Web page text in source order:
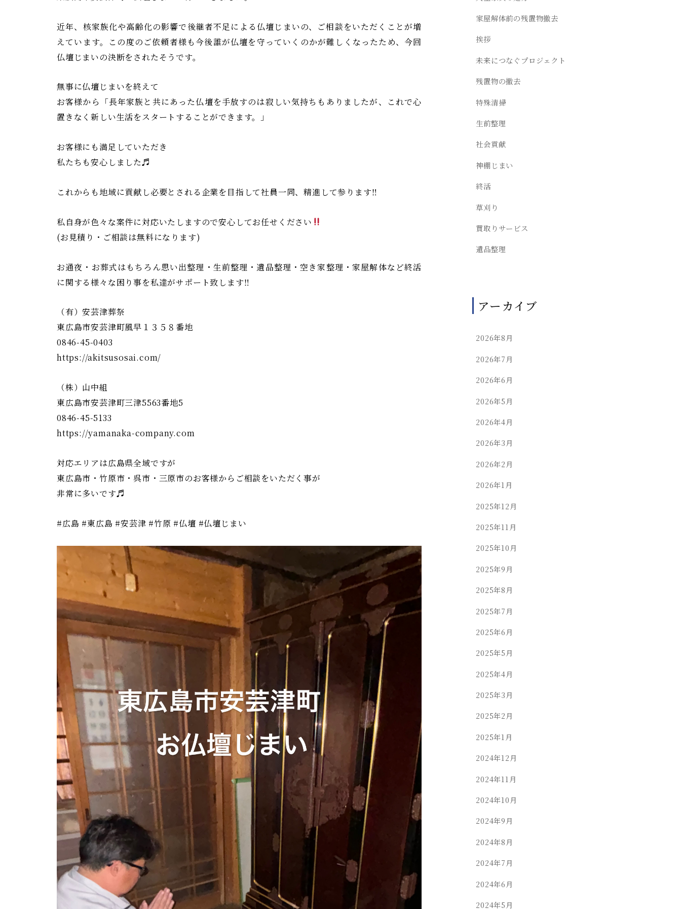
近年、核家族化や高齢化の影響で後継者不足による仏壇じまいの、ご相談をいただくことが増
えています。この度のご依頼者様も今後誰が仏壇を守っていくのかが難しくなったため、今回
仏壇じまいの決断をされたそうです。
無事に仏壇じまいを終えて
お客様から「長年家族と共にあった仏壇を手放すのは寂しい気持ちもありましたが、これで心
置きなく新しい生活をスタートすることができます。」
お客様にも満足していただき
私たちも安心しました♬
これからも地域に貢献し必要とされる企業を目指して社員一同、精進して参ります‼︎
私自身が色々な案件に対応いたしますので安心してお任せください
(お見積り・ご相談は無料になります)
お通夜・お葬式はもちろん思い出整理・生前整理・遺品整理・空き家整理・家屋解体など終活
に関する様々な困り事を私達がサポート致します‼︎
（有）安芸津葬祭
東広島市安芸津町風早１３５８番地
0846-45-0403
https://akitsusosai.com/
（株）山中組
東広島市安芸津町三津5563番地5
0846-45-5133
https://yamanaka-company.com
対応エリアは広島県全域ですが
東広島市・竹原市・呉市・三原市のお客様からご相談をいただく事が
非常に多いです♬
#広島 #東広島 #安芸津 #竹原 #仏壇 #仏壇じまい
家屋解体前の残置物撤去
挨拶
未来につなぐプロジェクト
残置物の撤去
特殊清掃
生前整理
社会貢献
神棚じまい
終活
草刈り
買取りサービス
遺品整理
アーカイブ
2026年8月
2026年7月
2026年6月
2026年5月
2026年4月
2026年3月
2026年2月
2026年1月
2025年12月
2025年11月
2025年10月
2025年9月
2025年8月
2025年7月
2025年6月
2025年5月
2025年4月
2025年3月
2025年2月
2025年1月
2024年12月
2024年11月
2024年10月
2024年9月
2024年8月
2024年7月
2024年6月
2024年5月